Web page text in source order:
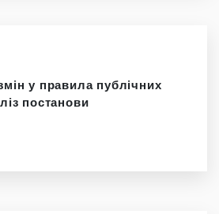
у правила публічних
постанови